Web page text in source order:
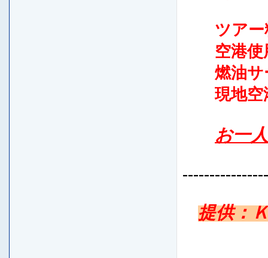
ツア
空港
燃油サ
現地
お一
提供：